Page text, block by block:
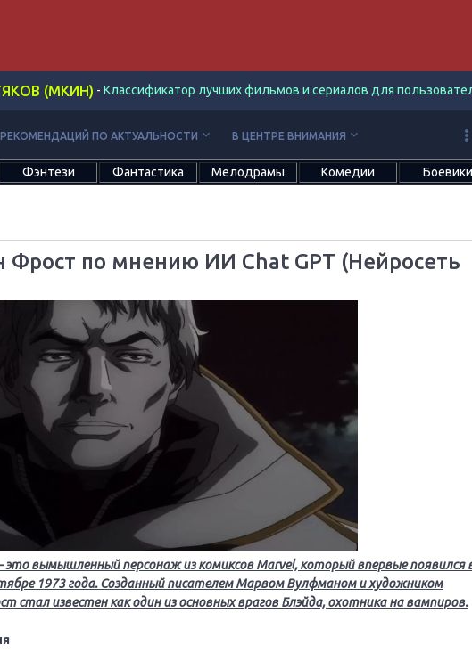
(МКИН) - Классификатор лучших фильмов и сериалов для
РЕКОМЕНДАЦИЙ ПО АКТУАЛЬНОСТИ keyboard_arrow_down В ЦЕНТРЕ ВНИМАНИЯ keyboard_arrow_down
Фэнтези Фантастика Мелодрамы Комедии Боевики
Фрост по мнению ИИ Chat GPT (Нейросеть
вымышленный персонаж из комиксов Marvel, который впервые появился
1973 года. Созданный писателем Марвом Вулфманом и художником
стал известен как один из основных врагов Блэйда, охотника на вампиров.